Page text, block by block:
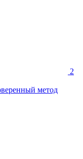
2
метод